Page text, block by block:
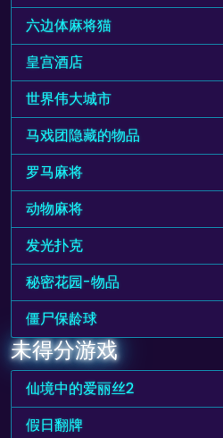
六边体麻将猫
皇宫酒店
世界伟大城市
马戏团隐藏的物品
罗马麻将
动物麻将
发光扑克
秘密花园-物品
僵尸保龄球
未得分游戏
仙境中的爱丽丝2
假日翻牌